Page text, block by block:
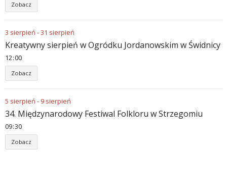
Zobacz
3 sierpień -31 sierpień
Kreatywny sierpień w Ogródku Jordanowskim w Świdnicy
12 00
Zobacz
5 sierpień - 9 sierpień
34. Międzynarodowy Festiwal Folkloru w Strzegomiu
09 30
Zobacz